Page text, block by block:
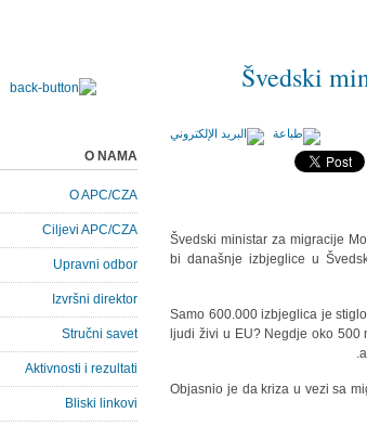
Švedski
Švedski ministar za migracije
bi današnje izbjeglice u
"Samo 600.000 izbjeglica je
ljudi živi u EU? Negdje oko
Objasnio je da kriza u vezi sa
O NAMA
O APC/CZA
Ciljevi APC/CZA
Upravni odbor
Izvršni direktor
Stručni savet
Aktivnosti i rezultati
Bliski linkovi